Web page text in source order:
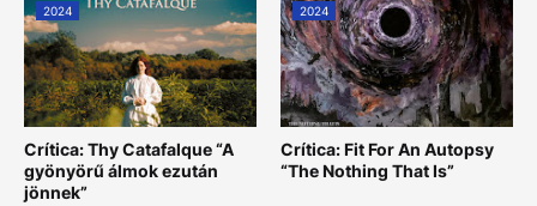
2024
Crítica: Thy Catafalque “A
gyönyörű álmok ezután
jönnek”
2024
Crítica: Fit For An Autopsy
“The Nothing That Is”